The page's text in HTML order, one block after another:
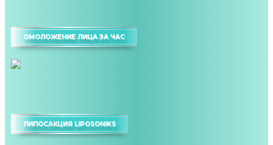
ОМОЛОЖЕНИЕ ЛИЦА ЗА ЧАС
ЛИПОСАКЦИЯ LIPOSONIKS